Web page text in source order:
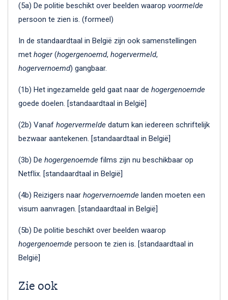
(5a) De politie beschikt over beelden waarop voormelde
persoon te zien is. (formeel)
In de standaardtaal in België zijn ook samenstellingen
met hoger(hogergenoemd, hogervermeld,
hogervernoemd) gangbaar.
(1b) Het ingezamelde geld gaat naar de hogergenoemde
goede doelen. [standaardtaal in België]
(2b) Vanaf hogervermelde datum kan iedereen schriftelijk
bezwaar aantekenen. [standaardtaal in België]
(3b) De hogergenoemde films zijn nu beschikbaar op
Netflix. [standaardtaal in België]
(4b) Reizigers naar hogervernoemde landen moeten een
visum aanvragen. [standaardtaal in België]
(5b) De politie beschikt over beelden waarop
hogergenoemde persoon te zien is. [standaardtaal in
België]
Zie ook